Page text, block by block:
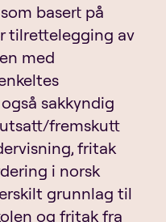
basert på
tilrettelegging av
med
sakkyndig
fremskutt
fritak
i norsk
grunnlag til
og fritak fra